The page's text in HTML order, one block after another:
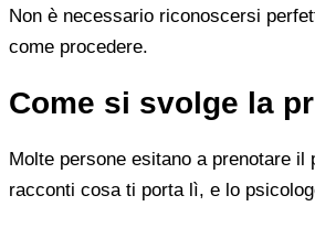
Non è necessario riconoscersi
come procedere.
Come si svolge la
Molte persone esitano a prenotare
racconti cosa ti porta lì, e lo